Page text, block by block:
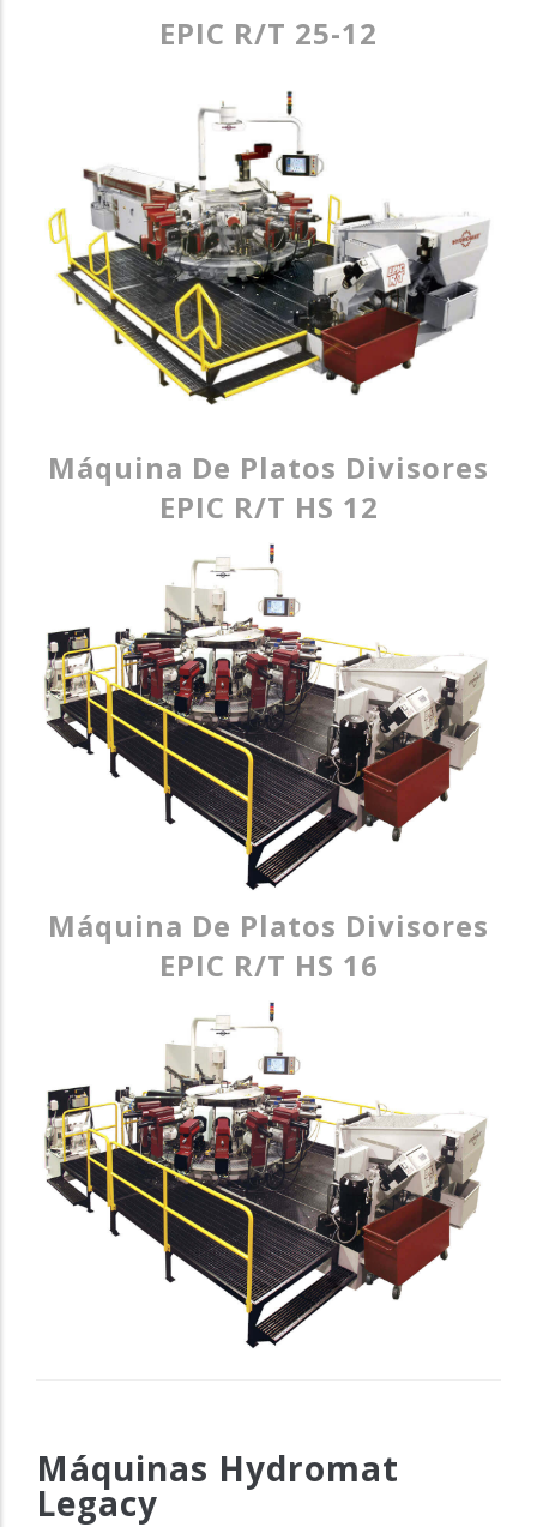
EPIC R/T 25-12
Máquina De Platos Divisores
EPIC R/T HS 12
Máquina De Platos Divisores
EPIC R/T HS 16
Máquinas Hydromat
Legacy